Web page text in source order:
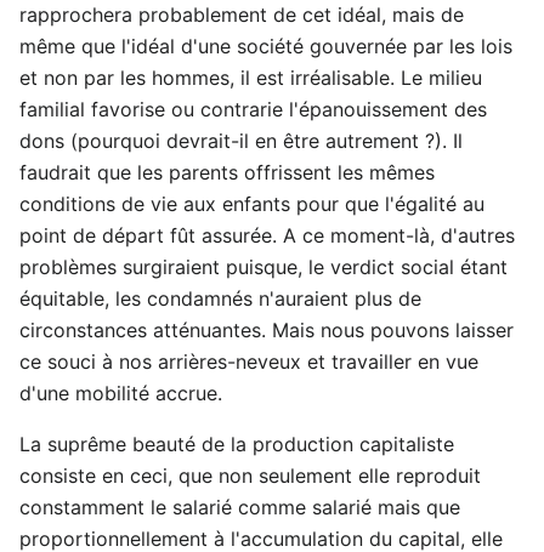
rapprochera probablement de cet idéal, mais de
même que l'idéal d'une société gouvernée par les lois
et non par les hommes, il est irréalisable. Le milieu
familial favorise ou contrarie l'épanouissement des
dons (pourquoi devrait-il en être autrement ?). Il
faudrait que les parents offrissent les mêmes
conditions de vie aux enfants pour que l'égalité au
point de départ fût assurée. A ce moment-là, d'autres
problèmes surgiraient puisque, le verdict social étant
équitable, les condamnés n'auraient plus de
circonstances atténuantes. Mais nous pouvons laisser
ce souci à nos arrières-neveux et travailler en vue
d'une mobilité accrue.
La suprême beauté de la production capitaliste
consiste en ceci, que non seulement elle reproduit
constamment le salarié comme salarié mais que
proportionnellement à l'accumulation du capital, elle